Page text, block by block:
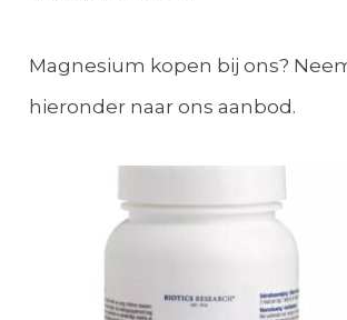
Magnesium kopen bij ons?
hieronder naar ons aanbod.